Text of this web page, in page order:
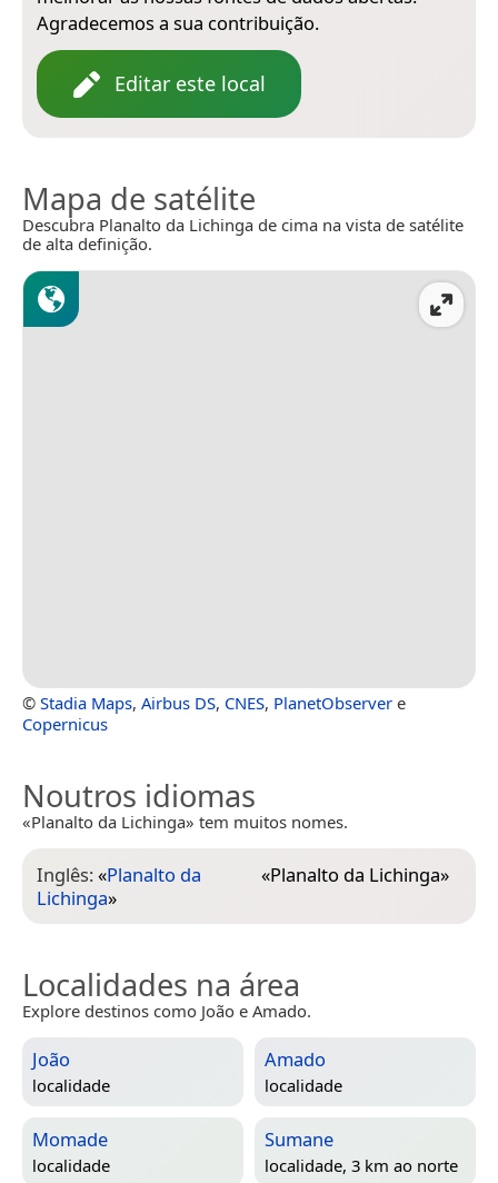
Agradecemos a sua contribuição.
Editar este local
Mapa de satélite
Descubra Planalto da Lichinga de cima na vista de satélite
de alta definição.
© Stadia Maps, Airbus DS, CNES, PlanetObserver e
Copernicus
Noutros idiomas
«Planalto da Lichinga» tem muitos nomes.
Inglês:«Planalto da
Lichinga»
«Planalto da Lichinga»
Localidades na área
Explore destinos como João e Amado.
João
localidade
Amado
localidade
Momade
localidade
Sumane
localidade, 3 km ao norte